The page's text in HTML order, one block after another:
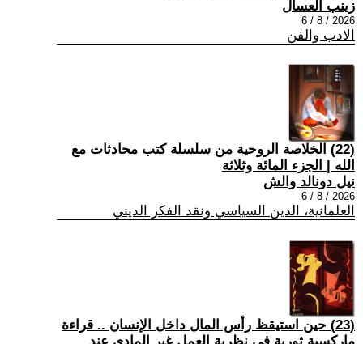
زينب العسال
2026 / 8 / 6
الادب والفن
(22) الخلاصة الروحية من سلسلة كتب محادثات مع
الله | الجزء المائة وثلاثة
نيل دونالد والش
2026 / 8 / 6
العلمانية، الدين السياسي ونقد الفكر الديني
(23) حين استيقظ رأس المال داخل الإنسان .. قراءة